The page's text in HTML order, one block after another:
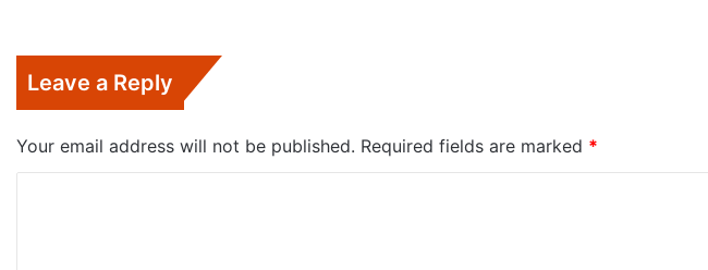
Leave a Reply
Your email address will not be published. Required fields are marked *